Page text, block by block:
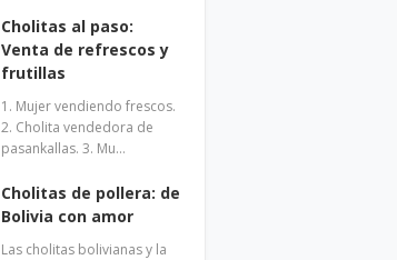
Cholitas al paso:
Venta de refrescos y
frutillas
1. Mujer vendiendo frescos.
2. Cholita vendedora de
pasankallas. 3. Mu…
Cholitas de pollera: de
Bolivia con amor
Las cholitas bolivianas y la